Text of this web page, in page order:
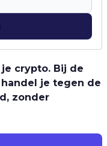
crypto. Bij de
je tegen de
zonder